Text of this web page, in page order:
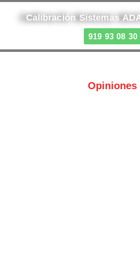
Calibración Sistemas
919 93 08 30
Opiniones